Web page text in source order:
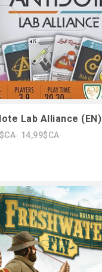
Lab Alliance (EN)
14,99$CA